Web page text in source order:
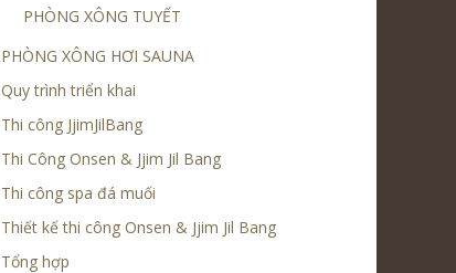
PHÒNG XÔNG TUYẾT
PHÒNG XÔNG HƠI SAUNA
Quy trình triển khai
Thi công JjimJilBang
Thi Công Onsen & Jjim Jil Bang
Thi công spa đá muối
Thiết kế thi công Onsen & Jjim Jil Bang
Tổng hợp